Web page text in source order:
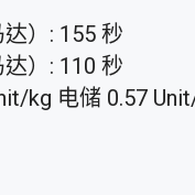
）: 155 秒
）: 110 秒
kg 电储 0.57